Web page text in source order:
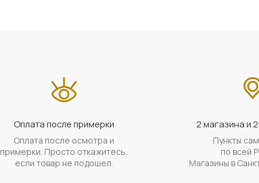
Оплата после примерки
Оплата после осмотра и
примерки. Просто откажитесь,
если товар не подошел.
2 магазина и
Пункты
по всей
Магазины в